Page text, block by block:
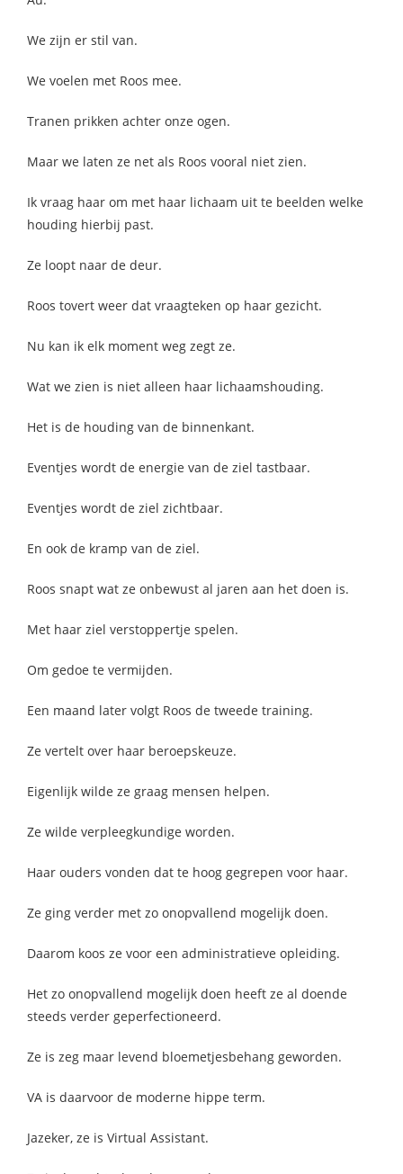
We zijn er stil van.
We voelen met Roos mee.
Tranen prikken achter onze ogen.
Maar we laten ze net als Roos vooral niet zien.
Ik vraag haar om met haar lichaam uit te beelden welke
houding hierbij past.
Ze loopt naar de deur.
Roos tovert weer dat vraagteken op haar gezicht.
Nu kan ik elk moment weg zegt ze.
Wat we zien is niet alleen haar lichaamshouding.
Het is de houding van de binnenkant.
Eventjes wordt de energie van de ziel tastbaar.
Eventjes wordt de ziel zichtbaar.
En ook de kramp van de ziel.
Roos snapt wat ze onbewust al jaren aan het doen is.
Met haar ziel verstoppertje spelen.
Om gedoe te vermijden.
Een maand later volgt Roos de tweede training.
Ze vertelt over haar beroepskeuze.
Eigenlijk wilde ze graag mensen helpen.
Ze wilde verpleegkundige worden.
Haar ouders vonden dat te hoog gegrepen voor haar.
Ze ging verder met zo onopvallend mogelijk doen.
Daarom koos ze voor een administratieve opleiding.
Het zo onopvallend mogelijk doen heeft ze al doende
steeds verder geperfectioneerd.
Ze is zeg maar levend bloemetjesbehang geworden.
VA is daarvoor de moderne hippe term.
Jazeker, ze is Virtual Assistant.